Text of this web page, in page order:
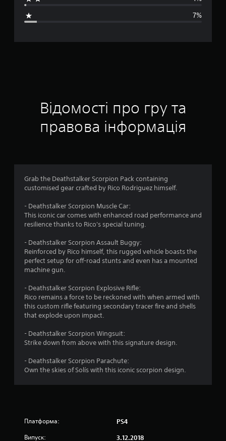
о
н
к
:
3
п
я
т
і
р
7%
Відомості про гру та
правова інформація
Grab the Deathstalker Scorpion Pack containing
customised gear crafted by Rico Rodriguez himself.
- Deathstalker Scorpion Muscle Car:
This iconic car comes with enhanced road performance and
resilience thanks to Rico's special tuning.
- Deathstalker Scorpion Assault Buggy:
Reinforced by Rico himself, this rugged vehicle boasts the
perfect setup for off-road stunts and even has a mounted
machine gun.
- Deathstalker Scorpion Explosive Rifle:
Rico remains a force to be reckoned with when armed with
this custom rifle featuring secondary tracer fire and shells
that explode upon impact.
- Deathstalker Scorpion Wingsuit:
Strike down from above with this signature design.
- Deathstalker Scorpion Parachute:
Own the skies of Solís with this iconic scorpion design.
Платформа: PS4
Випуск: 3.12.2018